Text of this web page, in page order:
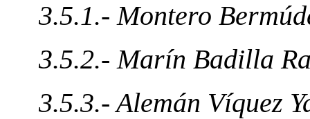
3.5.1.- Montero
3.5.2.- Marín Badilla
3.5.3.- Alemán Víquez